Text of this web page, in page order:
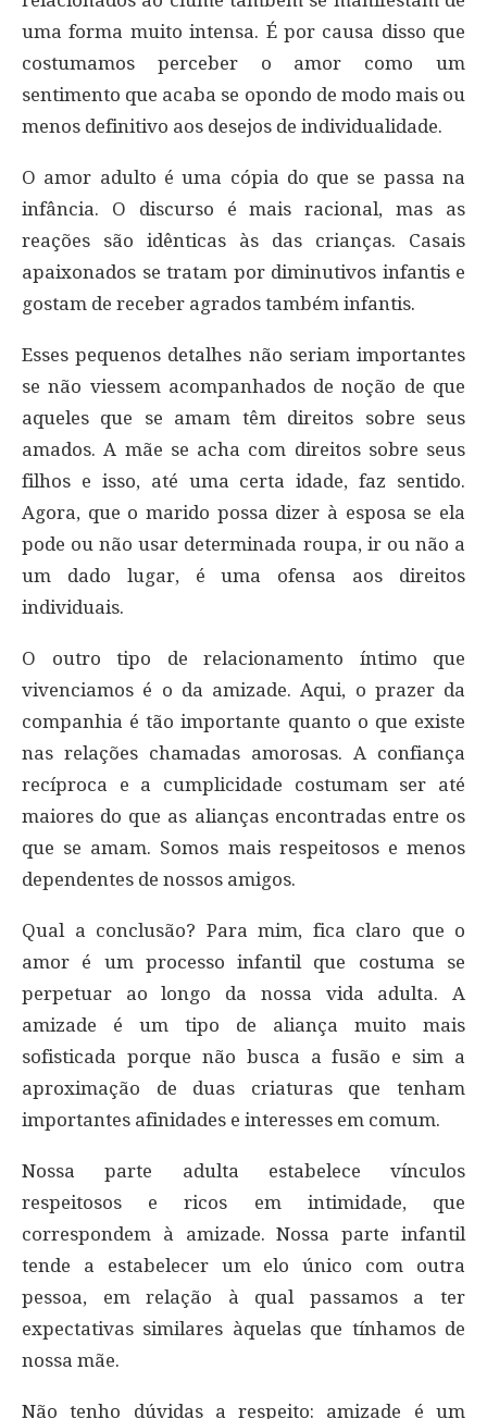
uma forma muito intensa. É por causa disso que
costumamos perceber o amor como um
sentimento que acaba se opondo de modo mais ou
menos definitivo aos desejos de individualidade.
O amor adulto é uma cópia do que se passa na
infância. O discurso é mais racional, mas as
reações são idênticas às das crianças. Casais
apaixonados se tratam por diminutivos infantis e
gostam de receber agrados também infantis.
Esses pequenos detalhes não seriam importantes
se não viessem acompanhados de noção de que
aqueles que se amam têm direitos sobre seus
amados. A mãe se acha com direitos sobre seus
filhos e isso, até uma certa idade, faz sentido.
Agora, que o marido possa dizer à esposa se ela
pode ou não usar determinada roupa, ir ou não a
um dado lugar, é uma ofensa aos direitos
individuais.
O outro tipo de relacionamento íntimo que
vivenciamos é o da amizade. Aqui, o prazer da
companhia é tão importante quanto o que existe
nas relações chamadas amorosas. A confiança
recíproca e a cumplicidade costumam ser até
maiores do que as alianças encontradas entre os
que se amam. Somos mais respeitosos e menos
dependentes de nossos amigos.
Qual a conclusão? Para mim, fica claro que o
amor é um processo infantil que costuma se
perpetuar ao longo da nossa vida adulta. A
amizade é um tipo de aliança muito mais
sofisticada porque não busca a fusão e sim a
aproximação de duas criaturas que tenham
importantes afinidades e interesses em comum.
Nossa parte adulta estabelece vínculos
respeitosos e ricos em intimidade, que
correspondem à amizade. Nossa parte infantil
tende a estabelecer um elo único com outra
pessoa, em relação à qual passamos a ter
expectativas similares àquelas que tínhamos de
nossa mãe.
Não tenho dúvidas a respeito: amizade é um